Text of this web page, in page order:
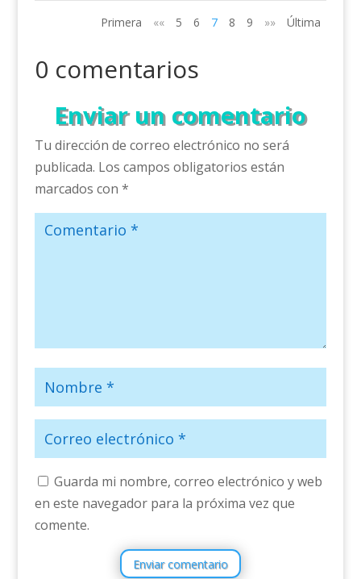
Primera «« 5 6 7 8 9 »» Última
0 comentarios
Enviar un comentario
Tu dirección de correo electrónico no será
publicada. Los campos obligatorios están
marcados con *
Guarda mi nombre, correo electrónico y web
en este navegador para la próxima vez que
comente.
Enviar comentario